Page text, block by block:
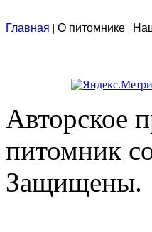
Главная | О питомнике |
Авторское
питомник
Защищены.